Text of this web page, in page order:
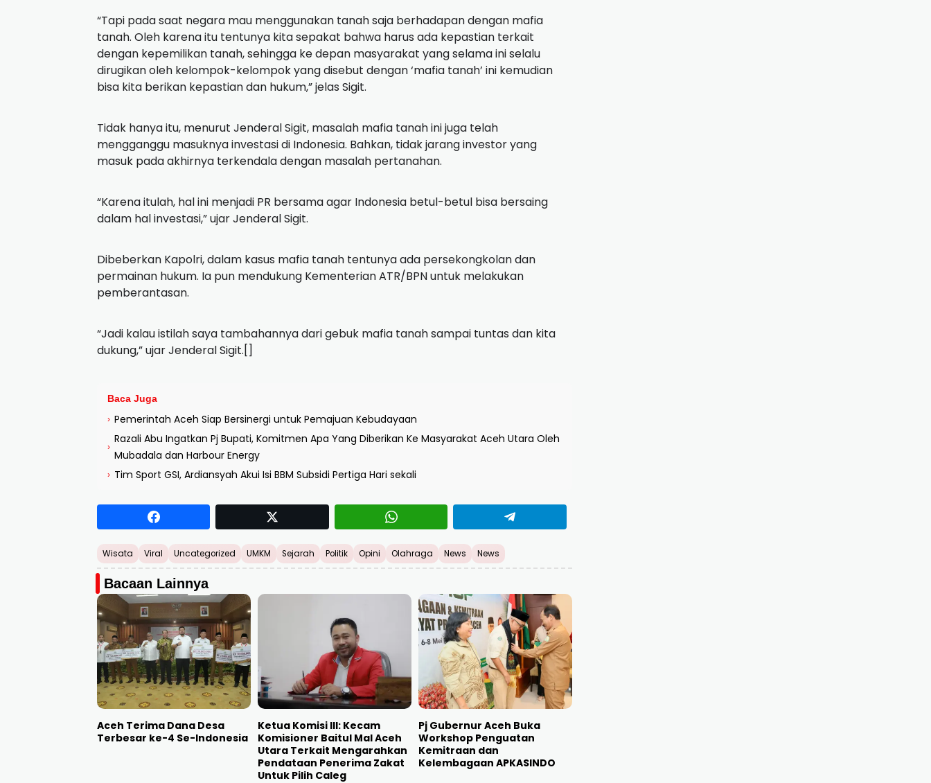
“Tapi pada saat negara mau menggunakan tanah saja berhadapan dengan mafia
tanah. Oleh karena itu tentunya kita sepakat bahwa harus ada kepastian terkait
dengan kepemilikan tanah, sehingga ke depan masyarakat yang selama ini selalu
dirugikan oleh kelompok-kelompok yang disebut dengan ‘mafia tanah’ ini kemudian
bisa kita berikan kepastian dan hukum,” jelas Sigit.
Tidak hanya itu, menurut Jenderal Sigit, masalah mafia tanah ini juga telah
mengganggu masuknya investasi di Indonesia. Bahkan, tidak jarang investor yang
masuk pada akhirnya terkendala dengan masalah pertanahan.
“Karena itulah, hal ini menjadi PR bersama agar Indonesia betul-betul bisa bersaing
dalam hal investasi,” ujar Jenderal Sigit.
Dibeberkan Kapolri, dalam kasus mafia tanah tentunya ada persekongkolan dan
permainan hukum. Ia pun mendukung Kementerian ATR/BPN untuk melakukan
pemberantasan.
“Jadi kalau istilah saya tambahannya dari gebuk mafia tanah sampai tuntas dan kita
dukung,” ujar Jenderal Sigit.[]
Baca Juga
› Pemerintah Aceh Siap Bersinergi untuk Pemajuan Kebudayaan
›
Razali Abu Ingatkan Pj Bupati, Komitmen Apa Yang Diberikan Ke Masyarakat Aceh Utara Oleh
Mubadala dan Harbour Energy
› Tim Sport GSI, Ardiansyah Akui Isi BBM Subsidi Pertiga Hari sekali
Wisata Viral Uncategorized UMKM Sejarah Politik Opini Olahraga News News
Bacaan Lainnya
Aceh Terima Dana Desa
Terbesar ke-4 Se-Indonesia
Ketua Komisi III: Kecam
Komisioner Baitul Mal Aceh
Utara Terkait Mengarahkan
Pendataan Penerima Zakat
Untuk Pilih Caleg
Pj Gubernur Aceh Buka
Workshop Penguatan
Kemitraan dan
Kelembagaan APKASINDO